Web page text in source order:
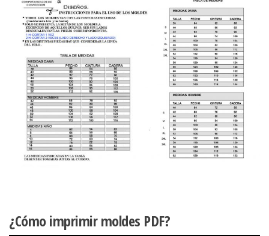
¿Cómo imprimir moldes PDF?